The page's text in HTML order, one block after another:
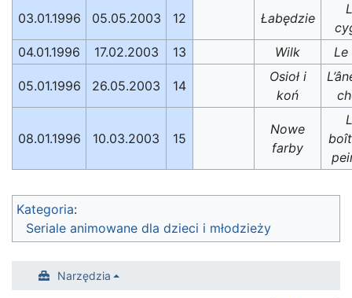
03.01.1996 05.05.2003 12 Łabędzie
04.01.1996
17.02.2003 13 Wilk Le
05.01.1996 26.05.2003 14
Osioł i
koń
08.01.1996 10.03.2003 15
Nowe
farby
Kategoria:
Seriale animowane dla dzieci i młodzieży
Narzędzia